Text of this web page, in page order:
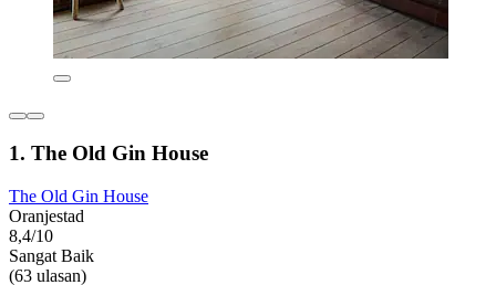
1. The Old Gin House
The Old Gin House
Oranjestad
8,4/10
Sangat Baik
(63 ulasan)